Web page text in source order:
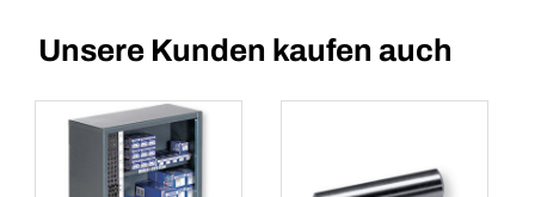
Unsere Kunden kaufen auch